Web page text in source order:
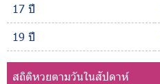
17 ปี
19 ปี
สถิติหวยตามวันในสัปดาห์